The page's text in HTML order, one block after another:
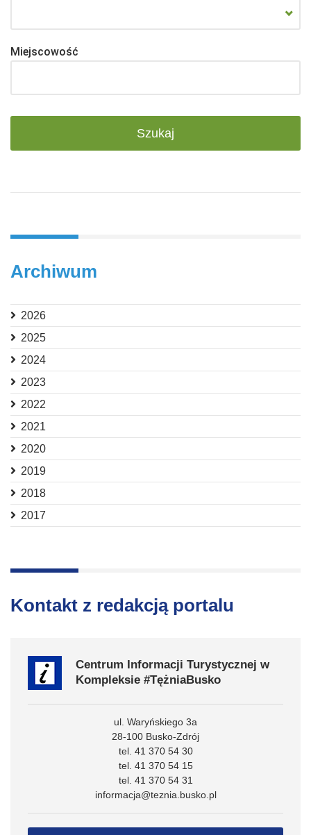
Miejscowość
Archiwum
2026
2025
2024
2023
2022
2021
2020
2019
2018
2017
Kontakt z redakcją portalu
Centrum Informacji Turystycznej w
Kompleksie #TężniaBusko
ul. Waryńskiego 3a
28-100 Busko-Zdrój
tel. 41 370 54 30
tel. 41 370 54 15
tel. 41 370 54 31
informacja@teznia.busko.pl